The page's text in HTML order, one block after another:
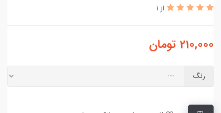
از 1
210,000 تومان
رنگ